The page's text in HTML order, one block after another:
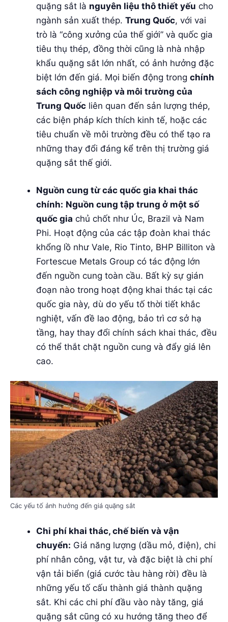
quặng sắt là nguyên liệu thô thiết yếu cho
ngành sản xuất thép. Trung Quốc, với vai
trò là “công xưởng của thế giới” và quốc gia
tiêu thụ thép, đồng thời cũng là nhà nhập
khẩu quặng sắt lớn nhất, có ảnh hưởng đặc
biệt lớn đến giá. Mọi biến động trong chính
sách công nghiệp và môi trường của
Trung Quốc liên quan đến sản lượng thép,
các biện pháp kích thích kinh tế, hoặc các
tiêu chuẩn về môi trường đều có thể tạo ra
những thay đổi đáng kể trên thị trường giá
quặng sắt thế giới.
Nguồn cung từ các quốc gia khai thác
chính: Nguồn cung tập trung ở một số
quốc gia chủ chốt như Úc, Brazil và Nam
Phi. Hoạt động của các tập đoàn khai thác
khổng lồ như Vale, Rio Tinto, BHP Billiton và
Fortescue Metals Group có tác động lớn
đến nguồn cung toàn cầu. Bất kỳ sự gián
đoạn nào trong hoạt động khai thác tại các
quốc gia này, dù do yếu tố thời tiết khắc
nghiệt, vấn đề lao động, bảo trì cơ sở hạ
tầng, hay thay đổi chính sách khai thác, đều
có thể thắt chặt nguồn cung và đẩy giá lên
cao.
Các yếu tố ảnh hưởng đến giá quặng sắt
Chi phí khai thác, chế biến và vận
chuyển: Giá năng lượng (dầu mỏ, điện), chi
phí nhân công, vật tư, và đặc biệt là chi phí
vận tải biển (giá cước tàu hàng rời) đều là
những yếu tố cấu thành giá thành quặng
sắt. Khi các chi phí đầu vào này tăng, giá
quặng sắt cũng có xu hướng tăng theo để